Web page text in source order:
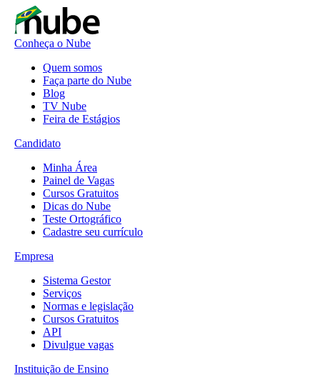
Conheça o Nube
Quem somos
Faça parte do Nube
Blog
TV Nube
Feira de Estágios
Candidato
Minha Área
Painel de Vagas
Cursos Gratuitos
Dicas do Nube
Teste Ortográfico
Cadastre seu currículo
Empresa
Sistema Gestor
Serviços
Normas e legislação
Cursos Gratuitos
API
Divulgue vagas
Instituição de Ensino